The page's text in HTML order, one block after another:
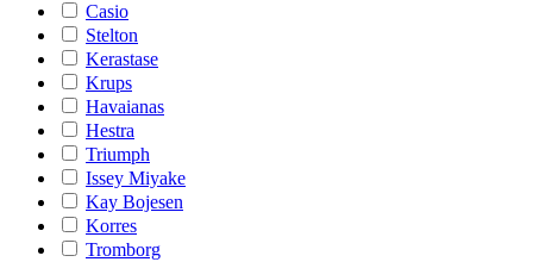
Casio
Stelton
Kerastase
Krups
Havaianas
Hestra
Triumph
Issey Miyake
Kay Bojesen
Korres
Tromborg